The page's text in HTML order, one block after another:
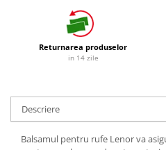
Pungi Ambalare / Saci Menajeri
Vase Si Accesorii
Diverse pentru bucatarie
Igiena si Dezinfectie
Detartrant WC
Dezinfectant Baie
Dezinfectant Bucatarie
Absorbante & Tampoane
Absorbante
Benzi Depilatoare
plasture
Returnarea produselor
in 14 zile
Descriere
Balsamul pentru rufe Lenor va